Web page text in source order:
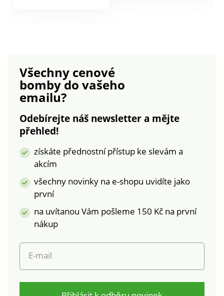
rukávy a proplétaný
žebrovaný vzor 2x2
na předním díle.
Všechny cenové
bombydo vašeho
emailu?
Odebírejte náš newsletter a mějte
přehled!
získáte přednostní přístup ke slevám a
akcím
všechny novinky na e-shopu uvidíte jako
první
na uvítanou Vám pošleme 150 Kč na první
nákup
E-mail